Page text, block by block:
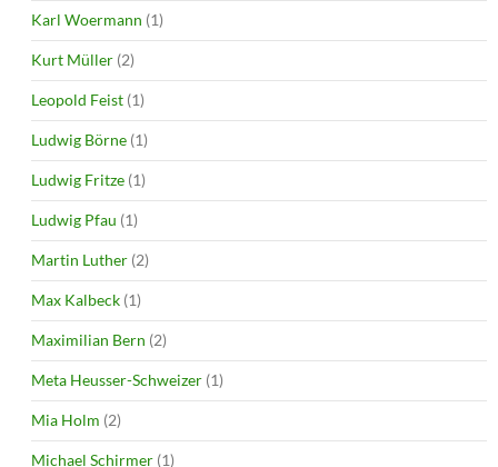
Karl Woermann (1)
Kurt Müller (2)
Leopold Feist (1)
Ludwig Börne (1)
Ludwig Fritze (1)
Ludwig Pfau (1)
Martin Luther (2)
Max Kalbeck (1)
Maximilian Bern (2)
Meta Heusser-Schweizer (1)
Mia Holm (2)
Michael Schirmer (1)